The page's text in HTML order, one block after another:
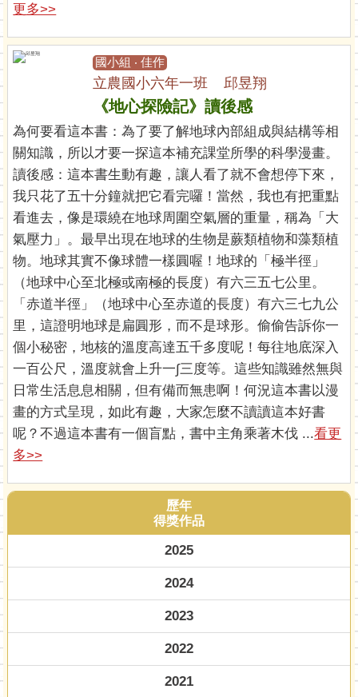
更多>>
國小組 ‧ 佳作
立農國小六年一班 邱昱翔
《地心探險記》讀後感
為何要看這本書：為了要了解地球內部組成與結構等相
關知識，所以才要一探這本補充課堂所學的科學漫畫。
讀後感：這本書生動有趣，讓人看了就不會想停下來，
我只花了五十分鐘就把它看完囉！當然，我也有把重點
看進去，像是環繞在地球周圍空氣層的重量，稱為「大
氣壓力」。最早出現在地球的生物是蕨類植物和藻類植
物。地球其實不像球體一樣圓喔！地球的「極半徑」
（地球中心至北極或南極的長度）有六三五七公里。
「赤道半徑」（地球中心至赤道的長度）有六三七九公
里，這證明地球是扁圓形，而不是球形。偷偷告訴你一
個小秘密，地核的溫度高達五千多度呢！每往地底深入
一百公尺，溫度就會上升一∫三度等。這些知識雖然無與
日常生活息息相關，但有備而無患啊！何況這本書以漫
畫的方式呈現，如此有趣，大家怎麼不讀讀這本好書
呢？不過這本書有一個盲點，書中主角乘著木伐 ...看更
多>>
歷年
得獎作品
2025
2024
2023
2022
2021